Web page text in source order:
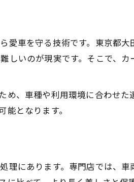
愛車を守る技術です。東京都大
しいのが現実です。そこで、カ
め、車種や利用環境に合わせた
となります。
理にあります。専門店では、車